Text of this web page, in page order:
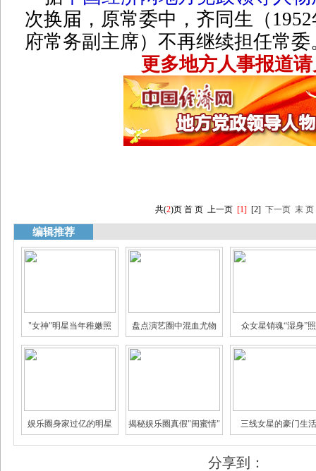
次换届，原常委中，齐同生（
府常务副主席）不再继续担任常委
更多地方人事报道
共(2)页 首 页 上一页 [1] [2] 下一页 末 页
编辑推荐
"女神"明星当年稚嫩照 盘点演艺圈中混血尤物 众女星销魂“湿身”照
娱乐圈身家过亿的明星 揭秘娱乐圈真假"闺蜜情" 三线女星的豪门生活
分享到：